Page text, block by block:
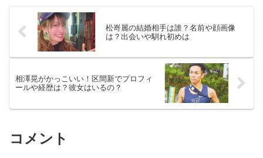
松嵜麗の結婚相手は誰？名前や顔画像
は？出会いや馴れ初めは
相澤晃がかっこいい！区間新でプロフィ
ールや経歴は？彼女はいるの？
コメント